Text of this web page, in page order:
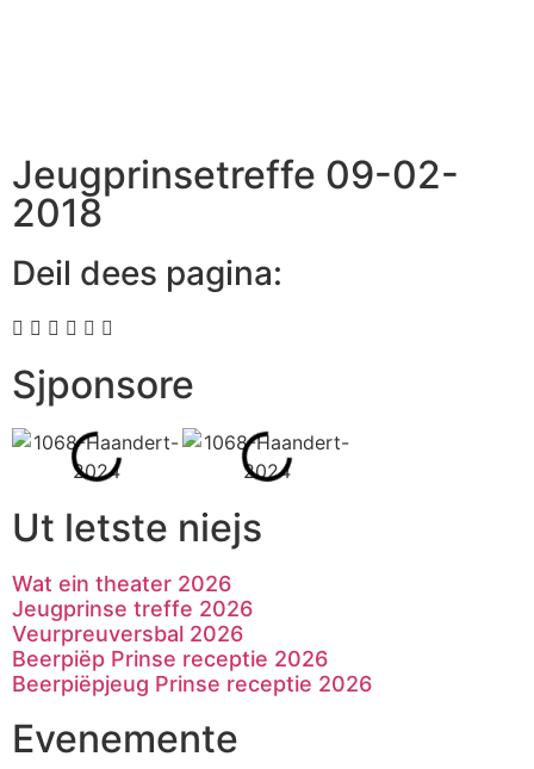
Jeugprinsetreffe 09-02-
2018
Deil dees pagina:
Sjponsore
Ut letste niejs
Wat ein theater 2026
Jeugprinse treffe 2026
Veurpreuversbal 2026
Beerpiëp Prinse receptie 2026
Beerpiëpjeug Prinse receptie 2026
Evenemente